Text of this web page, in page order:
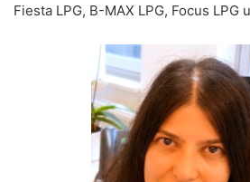
Fiesta LPG, B-MAX LPG, Focus LPG